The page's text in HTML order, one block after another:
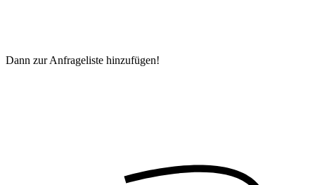
Dann zur Anfrageliste hinzufügen!